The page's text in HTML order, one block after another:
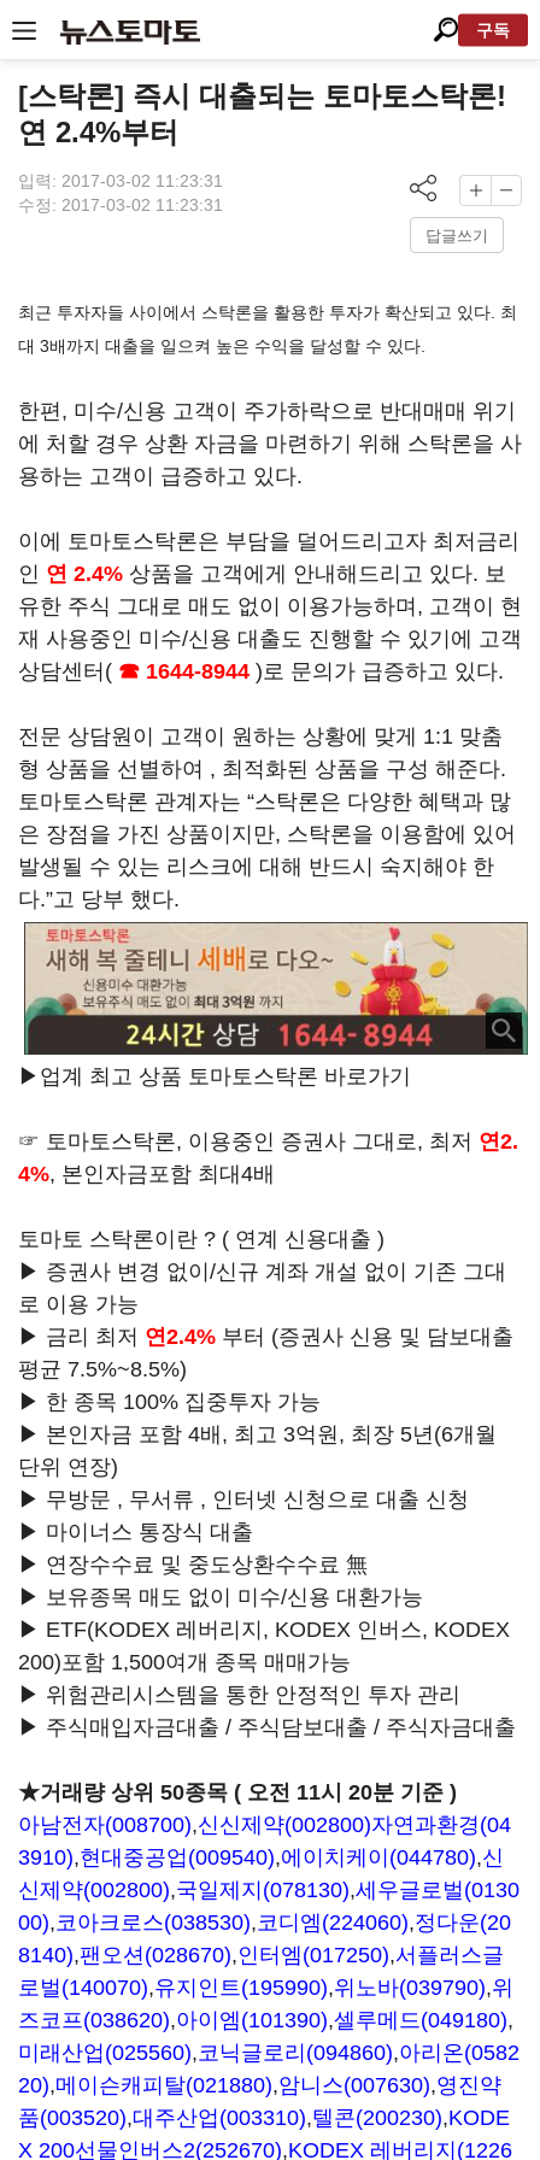
구독
[스탁론] 즉시 대출되는 토마토스탁론!
연 2.4%부터
입력: 2017-03-02 11:23:31
수정: 2017-03-02 11:23:31
답글쓰기
최근 투자자들 사이에서 스탁론을 활용한 투자가 확산되고 있다. 최
대 3배까지 대출을 일으켜 높은 수익을 달성할 수 있다.
한편, 미수/신용 고객이 주가하락으로 반대매매 위기
에 처할 경우 상환 자금을 마련하기 위해 스탁론을 사
용하는 고객이 급증하고 있다.
이에 토마토스탁론은 부담을 덜어드리고자 최저금리
인 연 2.4% 상품을 고객에게 안내해드리고 있다. 보
유한 주식 그대로 매도 없이 이용가능하며, 고객이 현
재 사용중인 미수/신용 대출도 진행할 수 있기에 고객
상담센터( ☎ 1644-8944 )로 문의가 급증하고 있다.
전문 상담원이 고객이 원하는 상황에 맞게 1:1 맞춤
형 상품을 선별하여 , 최적화된 상품을 구성 해준다.
토마토스탁론 관계자는 “스탁론은 다양한 혜택과 많
은 장점을 가진 상품이지만, 스탁론을 이용함에 있어
발생될 수 있는 리스크에 대해 반드시 숙지해야 한
다.”고 당부 했다.
▶업계 최고 상품 토마토스탁론 바로가기
☞ 토마토스탁론, 이용중인 증권사 그대로, 최저 연2.
4%, 본인자금포함 최대4배
토마토 스탁론이란 ? ( 연계 신용대출 )
▶ 증권사 변경 없이/신규 계좌 개설 없이 기존 그대
로 이용 가능
▶ 금리 최저 연2.4% 부터 (증권사 신용 및 담보대출
평균 7.5%~8.5%)
▶ 한 종목 100% 집중투자 가능
▶ 본인자금 포함 4배, 최고 3억원, 최장 5년(6개월
단위 연장)
▶ 무방문 , 무서류 , 인터넷 신청으로 대출 신청
▶ 마이너스 통장식 대출
▶ 연장수수료 및 중도상환수수료 無
▶ 보유종목 매도 없이 미수/신용 대환가능
▶ ETF(KODEX 레버리지, KODEX 인버스, KODEX
200)포함 1,500여개 종목 매매가능
▶ 위험관리시스템을 통한 안정적인 투자 관리
▶ 주식매입자금대출 / 주식담보대출 / 주식자금대출
★거래량 상위 50종목 ( 오전 11시 20분 기준 )
아남전자(008700),신신제약(002800)자연과환경(04
3910),현대중공업(009540),에이치케이(044780),신
신제약(002800),국일제지(078130),세우글로벌(0130
00),코아크로스(038530),코디엠(224060),정다운(20
8140),팬오션(028670),인터엠(017250),서플러스글
로벌(140070),유지인트(195990),위노바(039790),위
즈코프(038620),아이엠(101390),셀루메드(049180),
미래산업(025560),코닉글로리(094860),아리온(0582
20),메이슨캐피탈(021880),암니스(007630),영진약
품(003520),대주산업(003310),텔콘(200230),KODE
X 200선물인버스2(252670),KODEX 레버리지(1226